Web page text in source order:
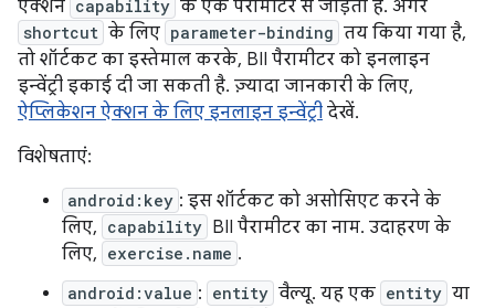
ऐक्शन capability के एक पैरामीटर से जोड़ता है. अगर
shortcut के लिए parameter-binding तय किया गया है,
तो शॉर्टकट का इस्तेमाल करके, BII पैरामीटर को इनलाइन
इन्वेंट्री इकाई दी जा सकती है. ज़्यादा जानकारी के लिए,
ऐप्लिकेशन ऐक्शन के लिए इनलाइन इन्वेंट्री देखें.
विशेषताएं:
android:key : इस शॉर्टकट को असोसिएट करने के
लिए, capability BII पैरामीटर का नाम. उदाहरण के
लिए, exercise.name .
android:value : entity वैल्यू. यह एक entity या